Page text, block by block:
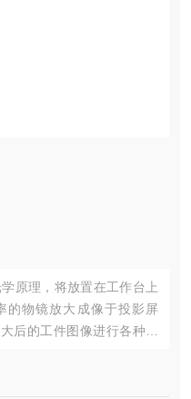
原理，将放置在工作台上
的物镜放大成像于投影屏
后的工件图像进行各种测